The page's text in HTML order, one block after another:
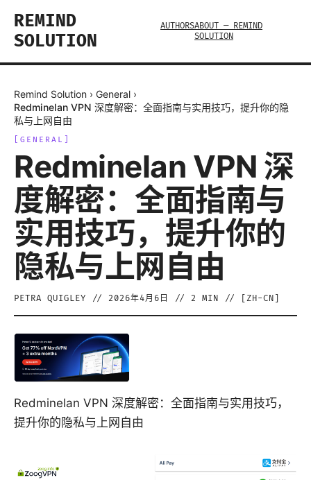
REMIND
SOLUTION
AUTHORSABOUT — REMIND
SOLUTION
Remind Solution › General ›
Redminelan VPN 深度解密：全面指南与实用技巧，提升你的隐
私与上网自由
GENERAL
Redminelan VPN 深
度解密：全面指南与
实用技巧，提升你的
隐私与上网自由
PETRA QUIGLEY // 2026年4月6日 // 2 MIN // [ ZH-CN
Redminelan VPN 深度解密：全面指南与实用技巧，
提升你的隐私与上网自由